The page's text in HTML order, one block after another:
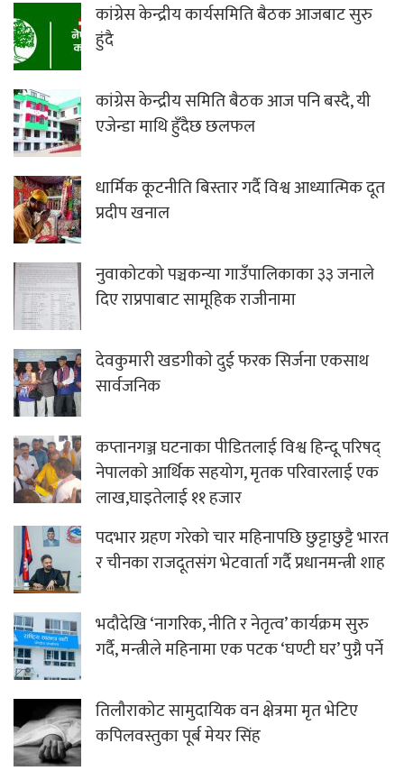
कांग्रेस केन्द्रीय कार्यसमिति बैठक आजबाट सुरु
हुंदै
कांग्रेस केन्द्रीय समिति बैठक आज पनि बस्दै, यी
एजेन्डा माथि हुँदैछ छलफल
धार्मिक कूटनीति बिस्तार गर्दै विश्व आध्यात्मिक दूत
प्रदीप खनाल
नुवाकोटको पञ्चकन्या गाउँपालिकाका ३३ जनाले
दिए राप्रपाबाट सामूहिक राजीनामा
देवकुमारी खडगीकाे दुई फरक सिर्जना एकसाथ
सार्वजनिक
कप्तानगञ्ज घटनाका पीडितलाई विश्व हिन्दू परिषद्
नेपालको आर्थिक सहयोग, मृतक परिवारलाई एक
लाख,घाइतेलाई ११ हजार
पदभार ग्रहण गरेको चार महिनापछि छुट्टाछुट्टै भारत
र चीनका राजदूतसंग भेटवार्ता गर्दै प्रधानमन्त्री शाह
भदौदेखि ‘नागरिक, नीति र नेतृत्व’ कार्यक्रम सुरु
गर्दै, मन्त्रीले महिनामा एक पटक ‘घण्टी घर’ पुग्नै पर्ने
तिलौराकोट सामुदायिक वन क्षेत्रमा मृत भेटिए
कपिलवस्तुका पूर्ब मेयर सिंह